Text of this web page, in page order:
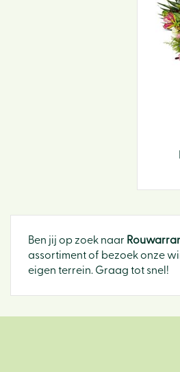
Ben jij op zoek naar
assortiment of bezoek onze
eigen terrein. Graag tot snel!